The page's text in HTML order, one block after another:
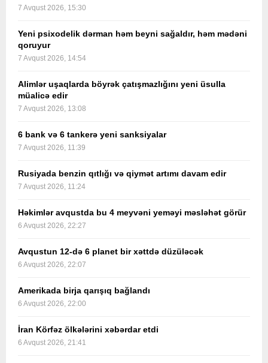
7 Avqust 2026, 15:30
Yeni psixodelik dərman həm beyni sağaldır, həm mədəni
qoruyur
7 Avqust 2026, 14:54
Alimlər uşaqlarda böyrək çatışmazlığını yeni üsulla
müalicə edir
7 Avqust 2026, 13:08
6 bank və 6 tankerə yeni sanksiyalar
7 Avqust 2026, 11:39
Rusiyada benzin qıtlığı və qiymət artımı davam edir
7 Avqust 2026, 11:24
Həkimlər avqustda bu 4 meyvəni yeməyi məsləhət görür
6 Avqust 2026, 22:27
Avqustun 12-də 6 planet bir xəttdə düzüləcək
6 Avqust 2026, 22:07
Amerikada birja qarışıq bağlandı
6 Avqust 2026, 22:00
İran Körfəz ölkələrini xəbərdar etdi
6 Avqust 2026, 21:41